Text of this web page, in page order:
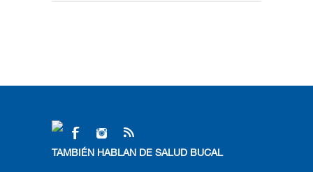
TAMBIÉN HABLAN DE SALUD BUCAL